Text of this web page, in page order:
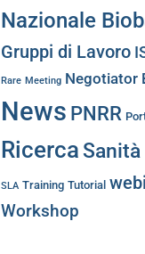
Nazionale
Gruppi di Lavoro
Rare Meeting Negotiator
News PNRR
Ricerca
SLA Training Tutorial
Workshop